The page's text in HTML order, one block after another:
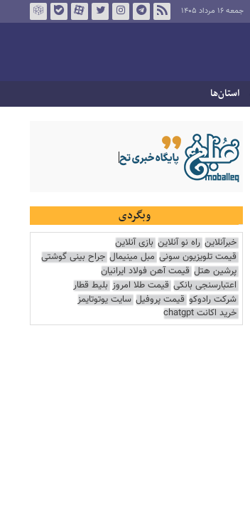
جمعه ۱۶ مرداد ۱۴۰۵
استان‌ها
وبگردی
خبرآنلاین راه نو آنلاین بازی آنلاین
قیمت تلویزیون سونی مبل مینیمال جراح بینی گوشتی
پرشین هتل قیمت آهن فولاد ایرانیان
اعتبارسنجی بانکی قیمت طلا امروز بلیط قطار
شرکت رادوکو قیمت پروفیل سایت یوتوتایمز
خرید اکانت chatgpt